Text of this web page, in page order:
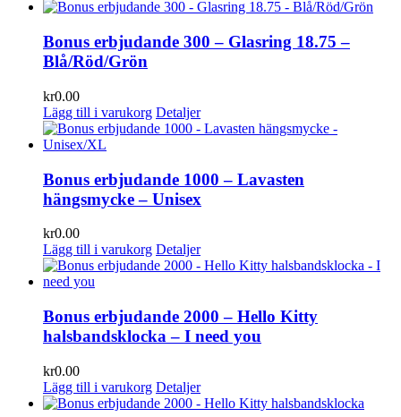
Bonus erbjudande 300 – Glasring 18.75 –
Blå/Röd/Grön
kr0.00
Lägg till i varukorg Detaljer
Bonus erbjudande 1000 – Lavasten
hängsmycke – Unisex
kr0.00
Lägg till i varukorg Detaljer
Bonus erbjudande 2000 – Hello Kitty
halsbandsklocka – I need you
kr0.00
Lägg till i varukorg Detaljer